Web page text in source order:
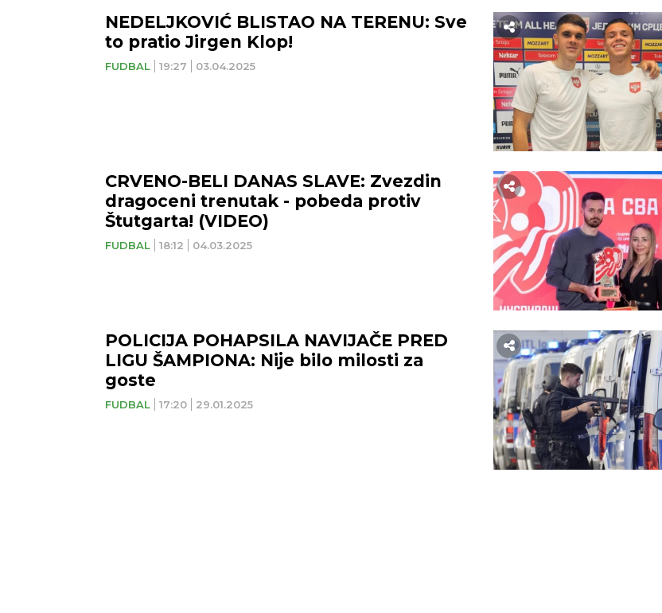
FUDBAL 19:27 03.04.2025
NEDELJKOVIĆ BLISTAO NA TERENU: Sve
to pratio Jirgen Klop!
FUDBAL 18:12 04.03.2025
CRVENO-BELI DANAS SLAVE: Zvezdin
dragoceni trenutak - pobeda protiv
Štutgarta! (VIDEO)
FUDBAL 17:20 29.01.2025
POLICIJA POHAPSILA NAVIJAČE PRED
LIGU ŠAMPIONA: Nije bilo milosti za
goste